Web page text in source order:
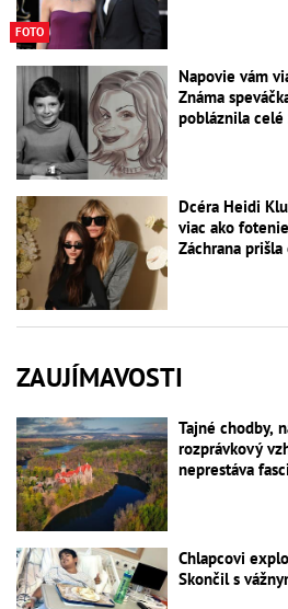
FOTO
Napovie vám
Známa
pobláznila celé
Dcéra Heidi
viac ako
Záchrana
ZAUJÍMAVOSTI
Tajné chodby,
rozprávkový
neprestáva
Chlapcovi
Skončil s